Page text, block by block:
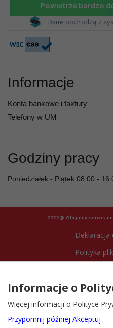
Informacje
Konta bankowe i faktury
Telefony w UM
Godziny pracy
Poniedziałek - Piątek 08:00 -
2022@ Oficjalny serwis
Deklaracja
Polityka
Informacje o
Więcej informacji o Polityce
Przypomnij później Akceptuj